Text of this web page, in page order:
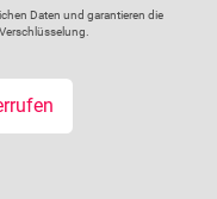
Daten und garantieren die